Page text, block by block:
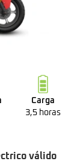
Carga
3,5 horas
válido